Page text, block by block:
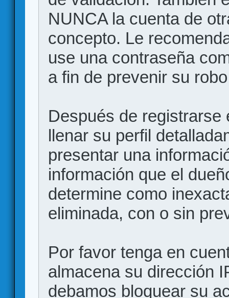
NUNCA la cuenta de
concepto. Le
use una contraseña
a fin de prevenir su
Después de registrarse
llenar su perfil
presentar una
información que el
determine como
eliminada, con o sin
Por favor tenga en
almacena su dirección
debamos bloquear su